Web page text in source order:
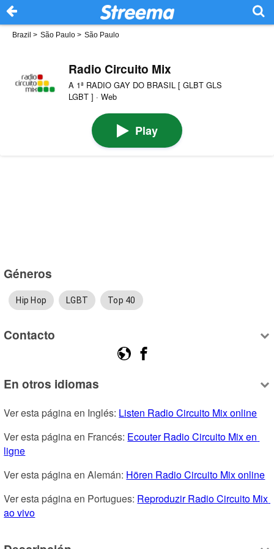
Brazil > São Paulo > São Paulo
Radio Circuito Mix
A 1ª RADIO GAY DO BRASIL [ GLBT GLS
LGBT ] · Web
Play
Géneros
Hip Hop LGBT Top 40
Contacto
En otros idiomas
Ver esta página en Inglés: Listen Radio Circuito Mix online
Ver esta página en Francés: Ecouter Radio Circuito Mix en
ligne
Ver esta página en Alemán: Hören Radio Circuito Mix online
Ver esta página en Portugues: Reproduzir Radio Circuito Mix
ao vivo